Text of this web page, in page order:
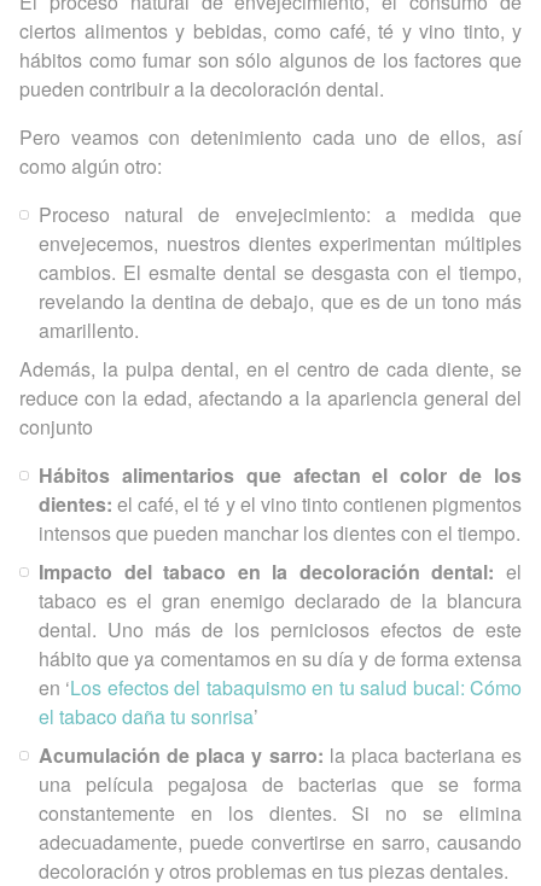
ciertos alimentos y bebidas, como café, té y vino tinto, y
hábitos como fumar son sólo algunos de los factores que
pueden contribuir a la decoloración dental.
Pero veamos con detenimiento cada uno de ellos, así
como algún otro:
Proceso natural de envejecimiento: a medida que
envejecemos, nuestros dientes experimentan múltiples
cambios. El esmalte dental se desgasta con el tiempo,
revelando la dentina de debajo, que es de un tono más
amarillento.
Además, la pulpa dental, en el centro de cada diente, se
reduce con la edad, afectando a la apariencia general del
conjunto
Hábitos alimentarios que afectan el color de los
dientes: el café, el té y el vino tinto contienen pigmentos
intensos que pueden manchar los dientes con el tiempo.
Impacto del tabaco en la decoloración dental: el
tabaco es el gran enemigo declarado de la blancura
dental. Uno más de los perniciosos efectos de este
hábito que ya comentamos en su día y de forma extensa
en ‘Los efectos del tabaquismo en tu salud bucal: Cómo
el tabaco daña tu sonrisa’
Acumulación de placa y sarro: la placa bacteriana es
una película pegajosa de bacterias que se forma
constantemente en los dientes. Si no se elimina
adecuadamente, puede convertirse en sarro, causando
decoloración y otros problemas en tus piezas dentales.